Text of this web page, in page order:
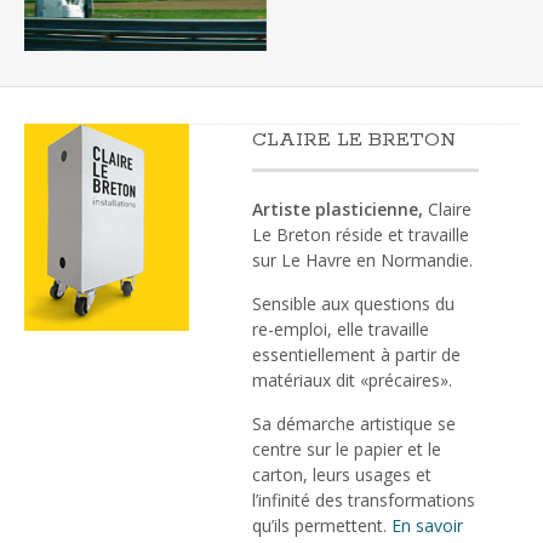
CLAIRE LE BRETON
Artiste plasticienne, Claire
Le Breton réside et travaille
sur Le Havre en Normandie.
Sensible aux questions du
re-emploi, elle travaille
essentiellement à partir de
matériaux dit «précaires».
Sa démarche artistique se
centre sur le papier et le
carton, leurs usages et
l’infinité des transformations
qu’ils permettent. En savoir